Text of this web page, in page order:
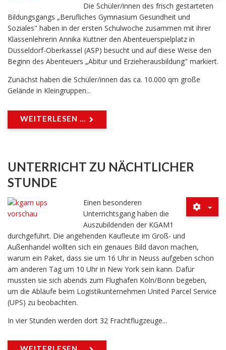
Die Schüler/innen des frisch gestarteten
Bildungsgangs „Berufliches Gymnasium Gesundheit und
Soziales" haben in der ersten Schulwoche zusammen mit ihrer
Klassenlehrerin Annika Kuttner den Abenteuerspielplatz in
Düsseldorf-Oberkassel (ASP) besucht und auf diese Weise den
Beginn des Abenteuers „Abitur und Erzieherausbildung" markiert.
Zunächst haben die Schüler/innen das ca. 10.000 qm große
Gelände in Kleingruppen...
WEITERLESEN ...
UNTERRICHT ZU NÄCHTLICHER
STUNDE
Einen besonderen
Unterrichtsgang haben die
Auszubildenden der KGAM1
durchgeführt. Die angehenden Kaufleute im Groß- und
Außenhandel wollten sich ein genaues Bild davon machen,
warum ein Paket, dass sie um 16 Uhr in Neuss aufgeben schon
am anderen Tag um 10 Uhr in New York sein kann. Dafür
mussten sie sich abends zum Flughafen Köln/Bonn begeben,
um die Abläufe beim Logistikunternehmen United Parcel Service
(UPS) zu beobachten.
In vier Stunden werden dort 32 Frachtflugzeuge...